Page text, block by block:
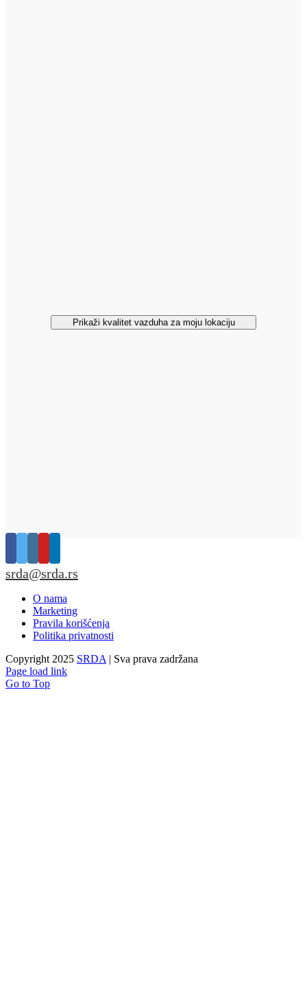
Prikaži kvalitet vazduha za moju lokaciju
srda@srda.rs
O nama
Marketing
Pravila korišćenja
Politika privatnosti
Copyright 2025 SRDA | Sva prava zadržana
Page load link
Go to Top